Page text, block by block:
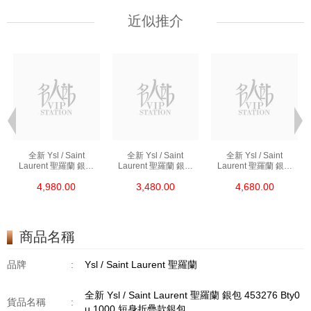
近似推介
全新 Ysl / Saint
Laurent 聖羅蘭 銀包
短身拉鏈款銀包
4,980.00
全新 Ysl / Saint
Laurent 聖羅蘭 銀包
短身啪鈕款銀包
3,480.00
全新 Ysl / Saint
Laurent 聖羅蘭 銀包
短身啪鈕款銀包
4,680.00
商品名稱
品牌 : Ysl / Saint Laurent 聖羅蘭
貨品名稱 :
全新 Ysl / Saint Laurent 聖羅蘭 銀包 453276 Bty0